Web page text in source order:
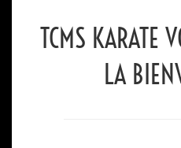
TCMS KARATE
LA